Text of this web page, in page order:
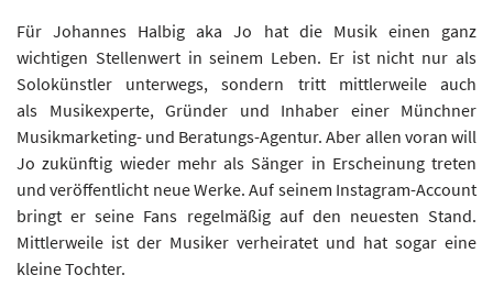
Für Johannes Halbig aka Jo hat die Musik einen ganz
wichtigen Stellenwert in seinem Leben. Er ist nicht nur als
Solokünstler unterwegs, sondern tritt mittlerweile auch
als Musikexperte, Gründer und Inhaber einer Münchner
Musikmarketing- und Beratungs-Agentur. Aber allen voran will
Jo zukünftig wieder mehr als Sänger in Erscheinung treten
und veröffentlicht neue Werke. Auf seinem Instagram-Account
bringt er seine Fans regelmäßig auf den neuesten Stand.
Mittlerweile ist der Musiker verheiratet und hat sogar eine
kleine Tochter.